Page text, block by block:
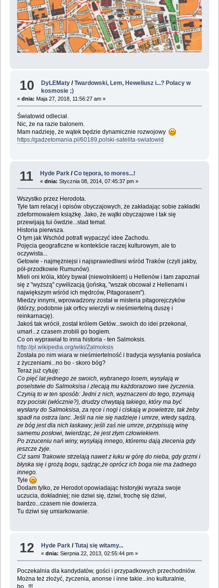
10 DyLEMaty /Twardowski, Lem, Heweliusz i...? Polacy w
kosmosie ;)
« dnia: Maja 27, 2018, 11:56:27 am »
Światowid odleciał.
Nic, że na razie balonem.
Mam nadzieję, że wątek będzie dynamicznie rozwojowy
https://gadzetomania.pl/60189,polski-satelita-swiatowid
11 Hyde Park /Co tępora, to mores...!
«dnia: Stycznia 08, 2014, 07:45:37 pm »
Wszystko przez Herodota.
Tyle tam relacyj i opisów obyczajowych, że zakładając sobie zakładki
zdeformowałem książkę. Jako, że wątki obyczajowe i tak się
przewijają tui ówdzie...stad temat.
Historia pierwsza.
O tym jak Wschód potrafi wypaczyć idee Zachodu.
Pojęcia geograficzne w kontekście raczej kulturowym, ale to
oczywista...
Getowie - najmężniejsi i najsprawiedliwsi wśród Traków (czyli jakby,
pół-przodkowie Rumunów).
Mieli oni króla, który bywał (niewolnikiem) u Hellenów i tam zapoznał
się z "wyższą" cywilizacją (jońską, "wszak obcował z Hellenami i
największym wśród ich mędrców, Pitagorasem").
Miedzy innymi, wprowadzony został w misteria pitagorejczyków
(którzy, podobnie jak orficy wierzyli w nieśmiertelną duszę i
reinkarnację).
Jakoś tak wrócił, został królem Getów...swoich do idei przekonał,
umarł...z czasem zrobili go bogiem.
Co on wyprawiał to inna historia - ten Salmoksis.
http://pl.wikipedia.org/wiki/Zalmoksis
Została po nim wiara w nieśmiertelność i tradycja wysyłania posłańca
z życzeniami...no bo - skoro bóg?
Teraz już cytuję:
Co pięć lat jednego ze swoich, wybranego losem, wysyłają w
poselstwie do Salmoksisa i zlecają mu każdorazowo swe życzenia.
Czynią to w ten sposób: Jedni z nich, wyznaczeni do tego, trzymają
trzy pociski (włócznie?), drudzy chwytają takiego, który ma być
wysłany do Salmoksisa, za ręce i nogi i ciskają w powietrze, tak żeby
spadł na ostrza lanc. Jeśli na nie się nadzieje i umrze, wtedy sądzą,
ze bóg jest dla nich łaskawy; jeśli zaś nie umrze, przypisują winę
samemu posłowi, twierdząc, że jest złym człowiekiem.
Po zrzuceniu nań winy, wysyłają innego, któremu dają zlecenia gdy
jeszcze żyje.
Ciż sami Trakowie strzelają nawet z łuku w górę do nieba, gdy grzmi i
błyska się i grożą bogu, sądząc,że oprócz ich boga nie ma żadnego
innego.
Tyle
Dodam tylko, ze Herodot opowiadając historyjki wyraża swoje
uczucia, dokładniej; nie dziwi się, dziwi, trochę się dziwi,
bardzo...czasem nie dowierza.
Tu dziwi się umiarkowanie.
12 Hyde Park /Tutaj się witamy...
«dnia: Sierpnia 22, 2013, 02:55:44 pm »
Poczekalnia dla kandydatów, gości i przypadkowych przechodniów.
Można też złożyć, życzenia, anonse i inne takie...ino kulturalnie,
bo...!!!